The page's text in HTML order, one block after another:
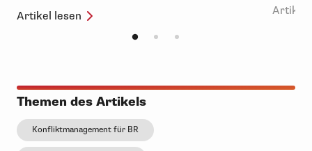
Artikel lesen
Artikel
Themen des Artikels
Konfliktmanagement für BR